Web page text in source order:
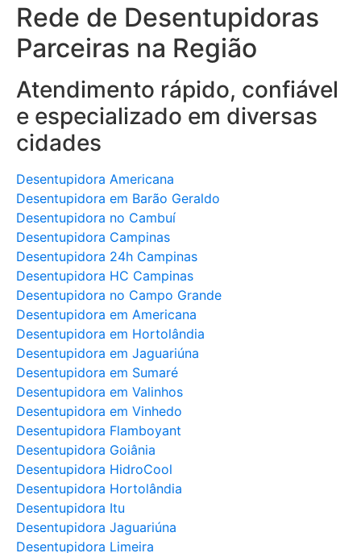
Rede de Desentupidoras
Parceiras na Região
Atendimento rápido, confiável
e especializado em diversas
cidades
Desentupidora Americana
Desentupidora em Barão Geraldo
Desentupidora no Cambuí
Desentupidora Campinas
Desentupidora 24h Campinas
Desentupidora HC Campinas
Desentupidora no Campo Grande
Desentupidora em Americana
Desentupidora em Hortolândia
Desentupidora em Jaguariúna
Desentupidora em Sumaré
Desentupidora em Valinhos
Desentupidora em Vinhedo
Desentupidora Flamboyant
Desentupidora Goiânia
Desentupidora HidroCool
Desentupidora Hortolândia
Desentupidora Itu
Desentupidora Jaguariúna
Desentupidora Limeira